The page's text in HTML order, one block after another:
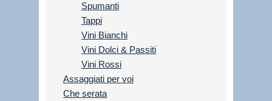
Spumanti
Tappi
Vini Bianchi
Vini Dolci & Passiti
Vini Rossi
Assaggiati per voi
Che serata